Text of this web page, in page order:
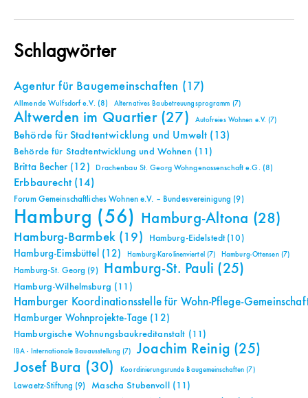
Schlagwörter
Agentur für Baugemeinschaften (17)
Allmende Wulfsdorf e.V. (8) Alternatives Baubetreuungsprogramm (7)
Altwerden im Quartier(27) Autofreies Wohnen e.V. (7)
Behörde für Stadtentwicklung und Umwelt (13)
Behörde für Stadtentwicklung und Wohnen(11)
Britta Becher(12) Drachenbau St. Georg Wohngenossenschaft e.G. (8)
Erbbaurecht(14)
Forum Gemeinschaftliches Wohnen e.V. – Bundesvereinigung (9)
Hamburg (56) Hamburg-Altona (28)
Hamburg-Barmbek(19) Hamburg-Eidelstedt(10)
Hamburg-Eimsbüttel (12) Hamburg-Karolinenviertel (7) Hamburg-Ottensen(7)
Hamburg-St. Georg (9) Hamburg-St. Pauli (25)
Hamburg-Wilhelmsburg (11)
Hamburger Koordinationsstelle für Wohn-Pflege-
Hamburger Wohnprojekte-Tage (12)
Hamburgische Wohnungsbaukreditanstalt (11)
IBA - Internationale Bauausstellung (7) Joachim Reinig (25)
Josef Bura (30) Koordinierungsrunde Baugemeinschaften (7)
Lawaetz-Stiftung (9) Mascha Stubenvoll (11)